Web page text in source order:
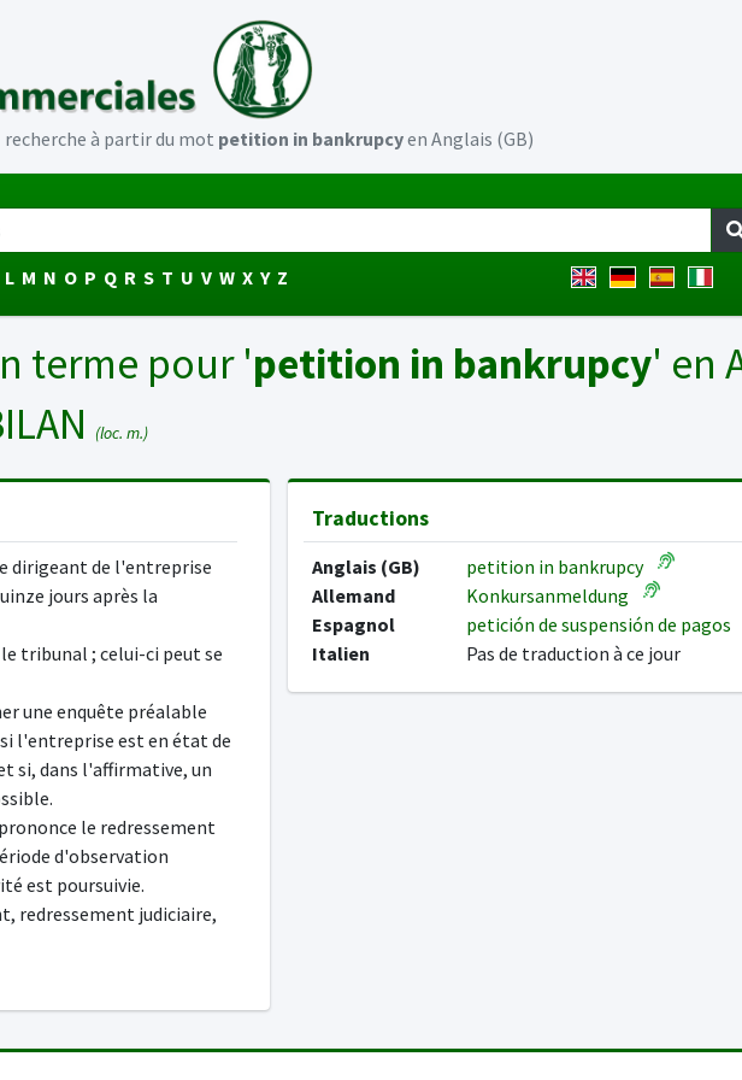
recherche à partir du mot petition in bankrupcyen Anglais (GB)
L M N O P Q R S T U V W X Y Z
terme pour 'petition in bankrupcy' en
(loc. m.)
dirigeant de l'entreprise
jours après la
tribunal ; celui-ci peut se
une enquête préalable
l'entreprise est en état de
si, dans l'affirmative, un
le redressement
d'observation
est poursuivie.
redressement judiciaire,
Traductions
Anglais (GB)
petition in bankrupcy
Allemand
Konkursanmeldung
Espagnol
petición de suspensión de pagos
Italien
Pas de traduction à ce jour